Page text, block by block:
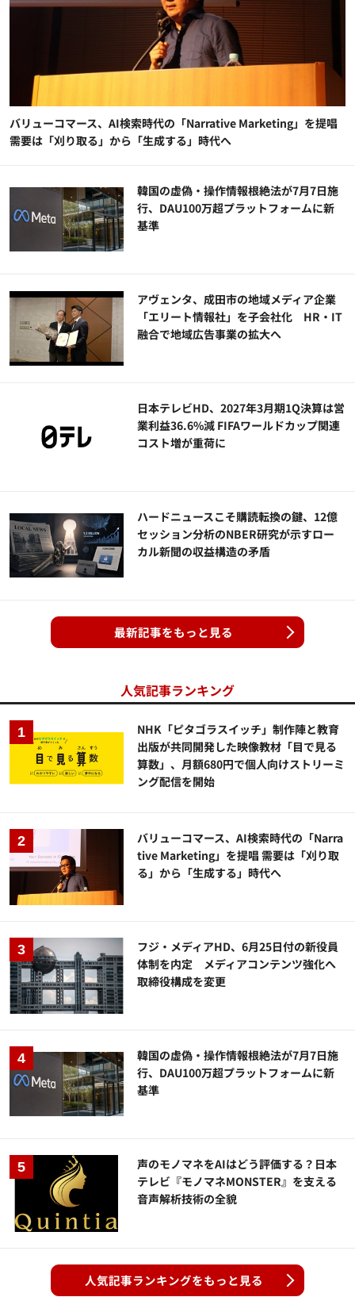
バリューコマース、AI検索時代の「Narrative Marketing」を提唱
需要は「刈り取る」から「生成する」時代へ
韓国の虚偽・操作情報根絶法が7月7日施
行、DAU100万超プラットフォームに新
基準
アヴェンタ、成田市の地域メディア企業
「エリート情報社」を子会社化 HR・IT
融合で地域広告事業の拡大へ
日本テレビHD、2027年3月期1Q決算は営
業利益36.6%減 FIFAワールドカップ関連
コスト増が重荷に
ハードニュースこそ購読転換の鍵、12億
セッション分析のNBER研究が示すロー
カル新聞の収益構造の矛盾
最新記事をもっと見る
人気記事ランキング
NHK「ピタゴラスイッチ」制作陣と教育
出版が共同開発した映像教材「目で見る
算数」、月額680円で個人向けストリーミ
ング配信を開始
バリューコマース、AI検索時代の「Narra
tive Marketing」を提唱 需要は「刈り取
る」から「生成する」時代へ
フジ・メディアHD、6月25日付の新役員
体制を内定 メディアコンテンツ強化へ
取締役構成を変更
韓国の虚偽・操作情報根絶法が7月7日施
行、DAU100万超プラットフォームに新
基準
声のモノマネをAIはどう評価する？日本
テレビ『モノマネMONSTER』を支える
音声解析技術の全貌
人気記事ランキングをもっと見る